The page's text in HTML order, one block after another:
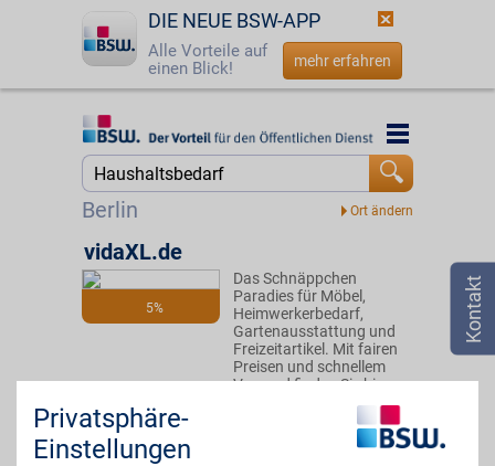
DIE NEUE BSW-APP
Alle Vorteile auf
einen Blick!
mehr erfahren
Startseite
Login
☎ 0800 - 279 25 82
Berlin
Startseite
5%
vidaXL.de
Das Schnäppchen
Paradies für Möbel,
Heimwerkerbedarf,
Gartenausstattung und
Freizeitartikel. Mit fairen
Preisen und schnellem
Versand finden Sie hier
vielseitige Produkte für
Funktionalität, Stil und ein
Privatsphäre-
Einstellungen